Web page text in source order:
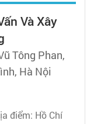
Và Xây
Tông Phan,
Hà Nội
điểm: Hồ Chí